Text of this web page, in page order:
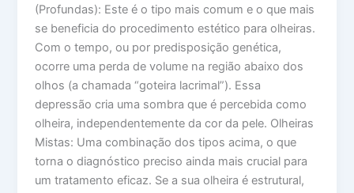
(Profundas): Este é o tipo mais comum e o que mais
se beneficia do procedimento estético para olheiras.
Com o tempo, ou por predisposição genética,
ocorre uma perda de volume na região abaixo dos
olhos (a chamada “goteira lacrimal”). Essa
depressão cria uma sombra que é percebida como
olheira, independentemente da cor da pele. Olheiras
Mistas: Uma combinação dos tipos acima, o que
torna o diagnóstico preciso ainda mais crucial para
um tratamento eficaz. Se a sua olheira é estrutural,